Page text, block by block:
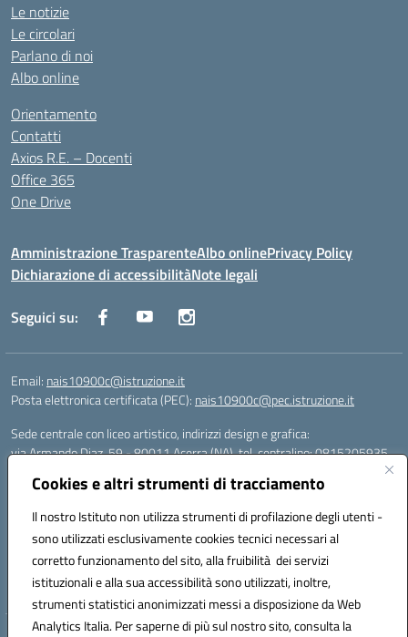
Cookies e altri strumenti di tracciamento
Il nostro Istituto non utilizza strumenti di profilazione degli utenti -
sono utilizzati esclusivamente cookies tecnici necessari al
corretto funzionamento del sito, alla fruibilità dei servizi
istituzionali e alla sua accessibilità sono utilizzati, inoltre,
strumenti statistici anonimizzati messi a disposizione da Web
Analytics Italia. Per saperne di più sul nostro sito, consulta la
Le notizie
Le circolari
Parlano di noi
Albo online
Orientamento
Contatti
Axios R.E. – Docenti
Office 365
One Drive
Amministrazione TrasparenteAlbo onlinePrivacy Policy
Dichiarazione di accessibilitàNote legali
Seguici su:
Email: nais10900c@istruzione.it
Posta elettronica certificata (PEC): nais10900c@pec.istruzione.it
Sede centrale con liceo artistico, indirizzi design e grafica:
via Armando Diaz, 59 - 80011 Acerra (NA), tel. centralino: 0815205935
via T. Campanella, 80011 Acerra (NA), tel/fax: 0818850905
Sede succursale con liceo musicale:
via S. Pellico, 80011 Acerra (NA), tel: 08119660921
Email: nais10900c@istruzione.it | PEC: nais10900c@pec.istruzione.it |
Nome Ufficio PA: Uff_eFatturaPA | Codice Univoco ufficio: UFOYYV |
C.Fisc: 93056740637